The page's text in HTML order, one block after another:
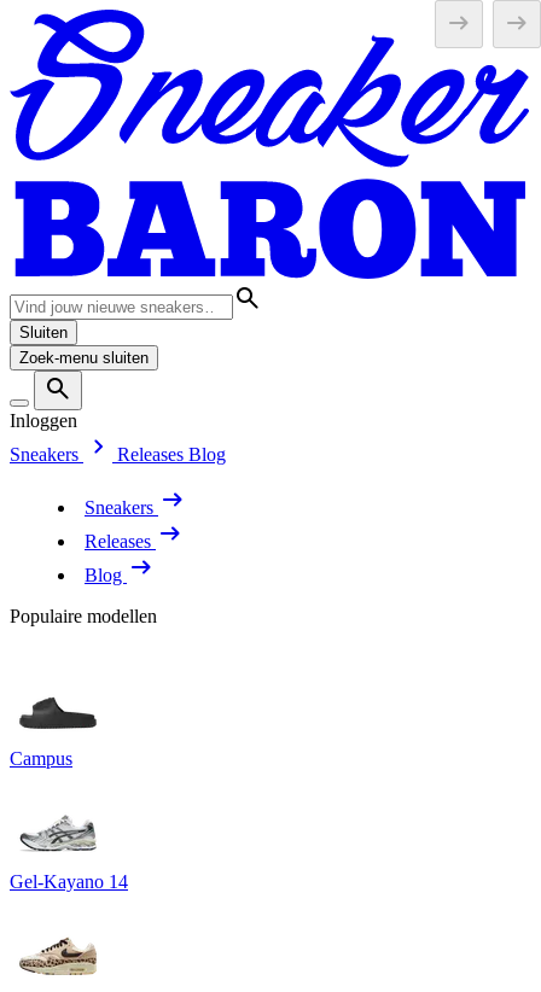
Sluiten
Zoek-menu sluiten
Inloggen
Sneakers
Releases Blog
Sneakers
Releases
Blog
Populaire modellen
Campus
Gel-Kayano 14